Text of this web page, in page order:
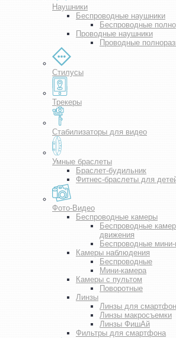
Наушники
Беспроводные наушники
Беспроводные
Проводные наушники
Проводные
Стилусы
Трекеры
Стабилизаторы для видео
Умные браслеты
Браслет-будильник
Фитнес-браслеты для
Фото-Видео
Беспроводные камеры
Беспроводные
движения
Беспроводные
Камеры наблюдения
Беспроводные
Мини-камера
Камеры с пультом
Поворотные
Линзы
Линзы для
Линзы макросъемки
Линзы ФишАй
Фильтры для смартфона